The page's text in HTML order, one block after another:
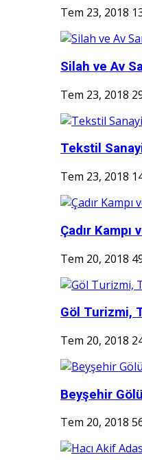
Tem 23, 2018
Silah ve Av
Tem 23, 2018
Tekstil
Tem 23, 2018
Çadır Kampı
Tem 20, 2018
Göl Turizmi,
Tem 20, 2018
Beyşehir Gölü
Tem 20, 2018